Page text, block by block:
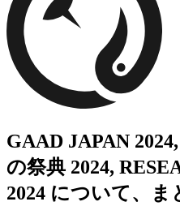
GAAD JAPAN
の祭典 2024,
2024 について、